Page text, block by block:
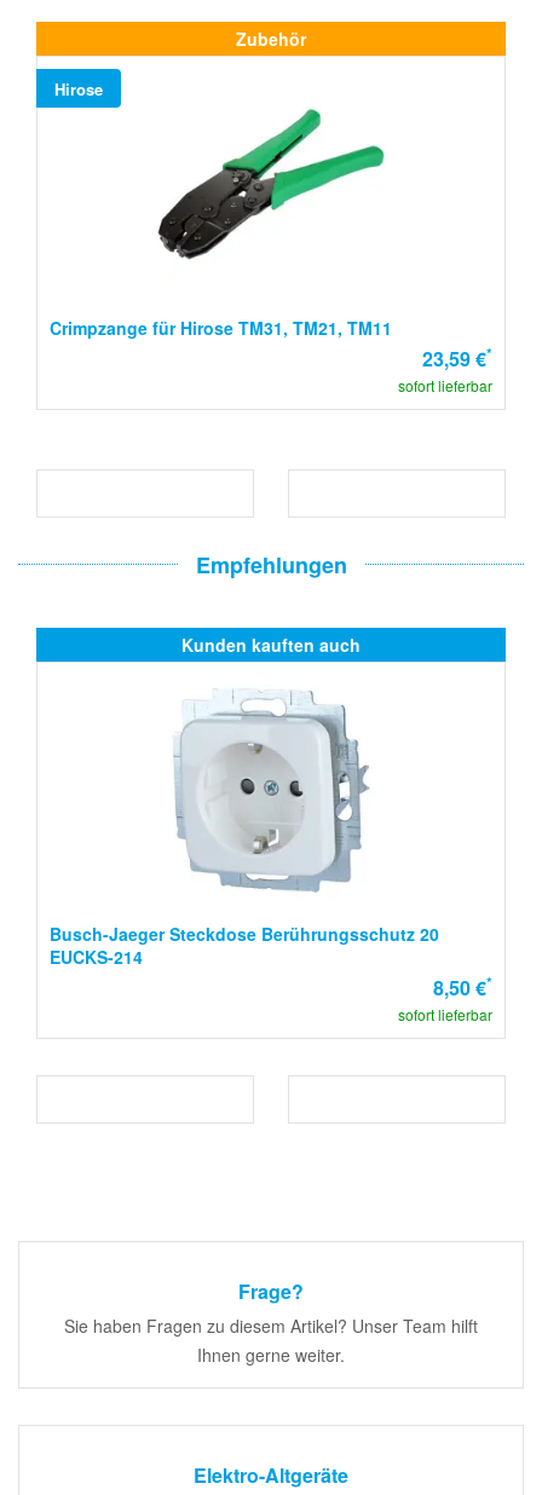
Zubehör
Hirose
Crimpzange für Hirose TM31, TM21, TM11
23,59 €*
sofort lieferbar
Empfehlungen
Kunden kauften auch
Busch-Jaeger Steckdose Berührungsschutz 20
EUCKS-214
8,50 €*
sofort lieferbar
Frage?
Sie haben Fragen zu diesem Artikel? Unser Team hilft
Ihnen gerne weiter.
Elektro-Altgeräte